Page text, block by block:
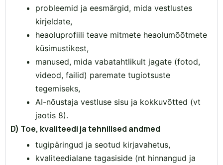
probleemid ja eesmärgid, mida vestlustes
kirjeldate,
heaoluprofiili teave mitmete heaolumõõtmete
küsimustikest,
manused, mida vabatahtlikult jagate (fotod,
videod, failid) paremate tugiotsuste
tegemiseks,
AI-nõustaja vestluse sisu ja kokkuvõtted (vt
jaotis 8).
D) Toe, kvaliteedi ja tehnilised andmed
tugipäringud ja seotud kirjavahetus,
kvaliteedialane tagasiside (nt hinnangud ja